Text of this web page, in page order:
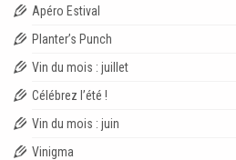
Apéro Estival
Planter’s Punch
Vin du mois : juillet
Célébrez l’été !
Vin du mois : juin
Vinigma